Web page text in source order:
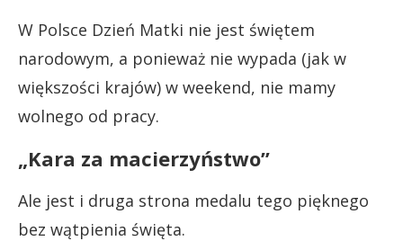
W Polsce Dzień Matki nie jest świętem
narodowym, a ponieważ nie wypada (jak w
większości krajów) w weekend, nie mamy
wolnego od pracy.
„Kara za macierzyństwo”
Ale jest i druga strona medalu tego pięknego
bez wątpienia święta.